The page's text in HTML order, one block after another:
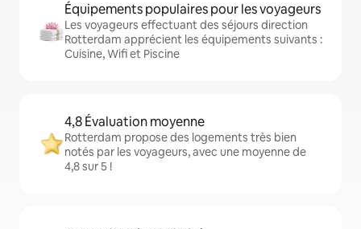
Équipements populaires pour les voyageurs
Les voyageurs effectuant des séjours direction
Rotterdam apprécient les équipements suivants :
Cuisine, Wifi et Piscine
4,8 Évaluation moyenne
Rotterdam propose des logements très bien
notés par les voyageurs, avec une moyenne de
4,8 sur 5 !